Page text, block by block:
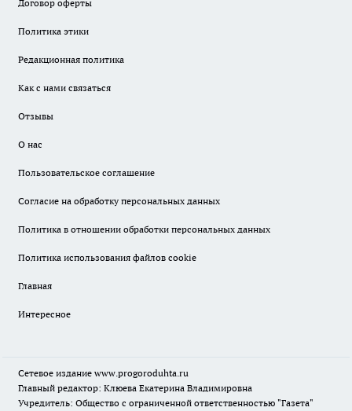
Договор оферты
Политика этики
Редакционная политика
Как с нами связаться
Отзывы
О нас
Пользовательское соглашение
Согласие на обработку персональных данных
Политика в отношении обработки персональных данных
Политика использования файлов cookie
Главная
Интересное
Сетевое издание www.progoroduhta.ru
Главный редактор: Клюева Екатерина Владимировна
Учредитель: Общество с ограниченной ответственностью "Газета"